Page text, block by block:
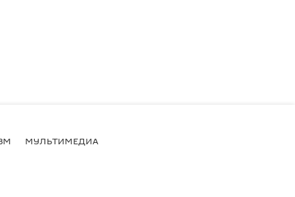
МУЛЬТИМЕДИА